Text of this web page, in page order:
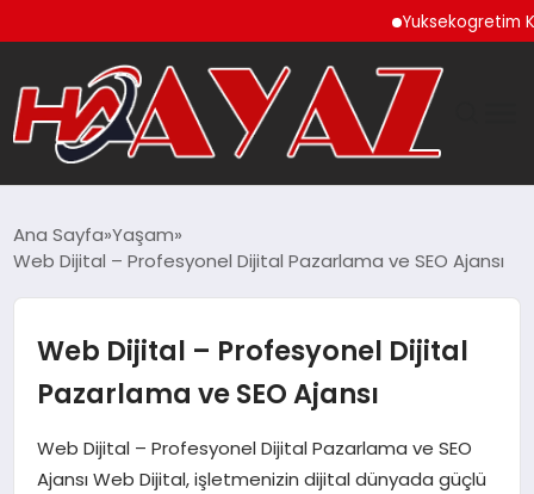
Yuksekogretim
DÜNYA
EĞITIM
EKONOMI
MAGAZIN
Ana Sayfa Yaşam
Web Dijital – Profesyonel Dijital Pazarlama ve SEO Ajansı
Web Dijital – Profesyonel Dijital
Pazarlama ve SEO Ajansı
Web Dijital – Profesyonel Dijital Pazarlama ve SEO
Ajansı Web Dijital, işletmenizin dijital dünyada güçlü